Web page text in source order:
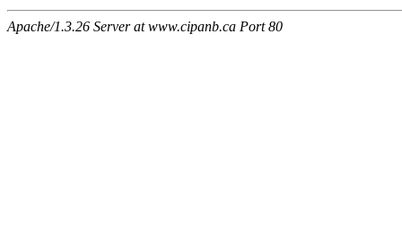
Apache/1.3.26 Server at www.cipanb.ca Port 80